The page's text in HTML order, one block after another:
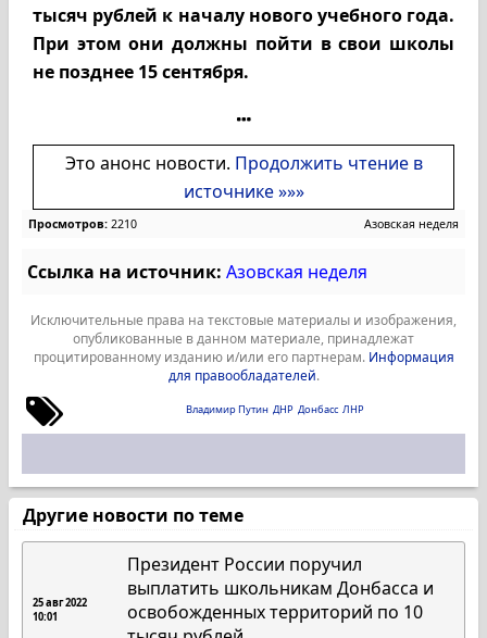
тысяч рублей к началу нового учебного года.
При этом они должны пойти в свои школы
не позднее 15 сентября.
Это анонс новости. Продолжить чтение в
источнике »»»
Просмотров: 2210 Азовская неделя
Ссылка на источник: Азовская неделя
Исключительные права на текстовые материалы и изображения,
опубликованные в данном материале, принадлежат
процитированному изданию и/или его партнерам. Информация
для правообладателей.
Владимир Путин ДНР Донбасс ЛНР
Другие новости по теме
25 авг 2022
10:01
Президент России поручил
выплатить школьникам Донбасса и
освобожденных территорий по 10